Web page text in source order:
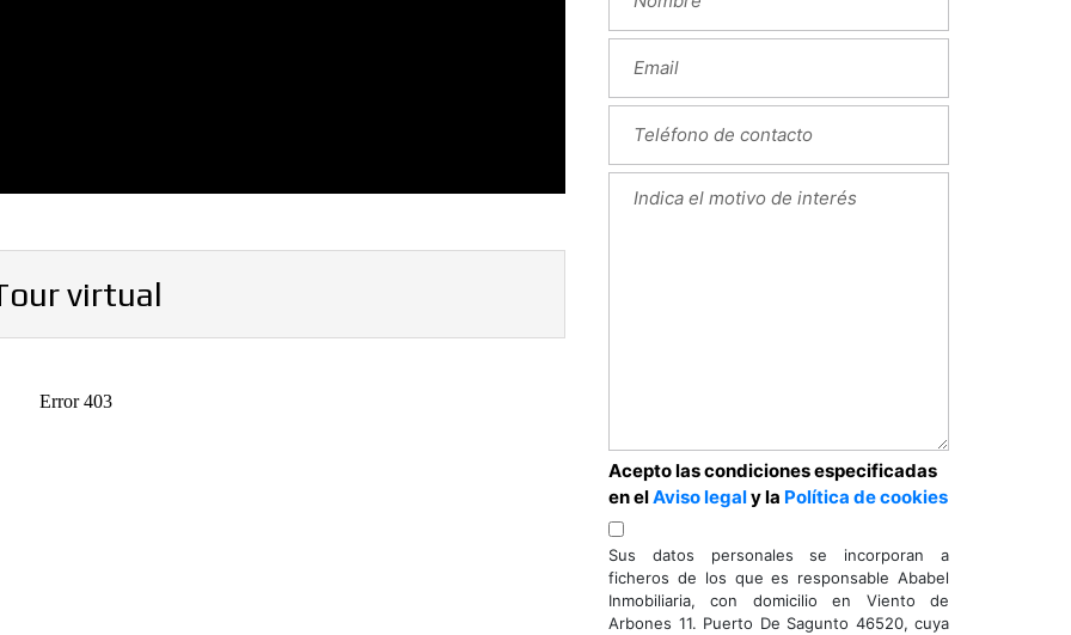
virtual
Acepto las condiciones especificadas
en elAviso legaly la Política de cookies
Sus datos personales se incorporan a
ficheros de los que es responsable Ababel
Inmobiliaria, con domicilio en Viento de
Arbones 11. Puerto De Sagunto 46520, cuya